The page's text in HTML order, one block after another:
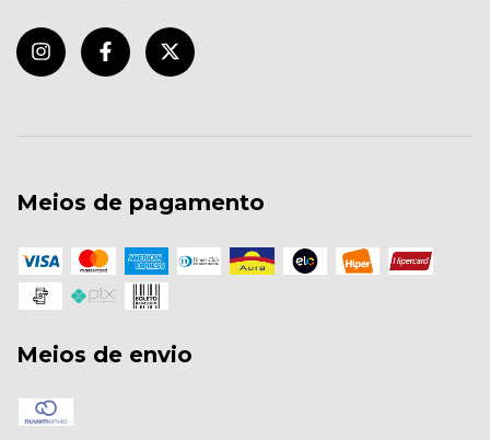
Meios de pagamento
Meios de envio